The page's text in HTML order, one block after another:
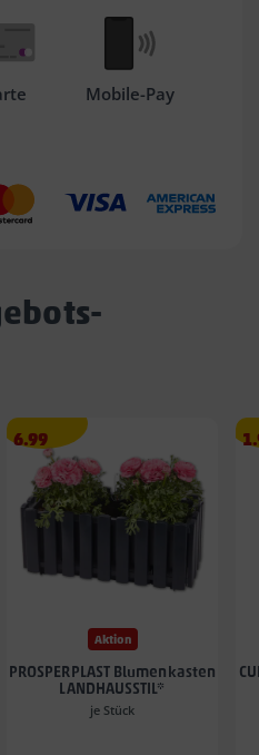
Mobile-Pay
Angebotspreis
6.99
6.99
Aktion
PROSPERPLAST Blumenkasten
LANDHAUSSTIL*
je Stück